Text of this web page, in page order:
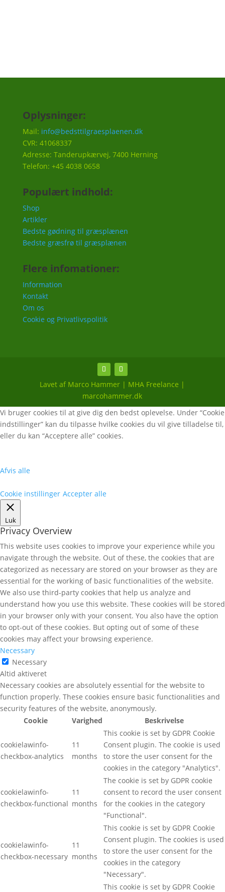
Oplysninger:
Mail: info@bedsttilgraesplaenen.dk
CVR: 41068337
Adresse: Tanderupkærvej, 7400 Herning
Telefon: +45 4038 0658
Populært indhold:
Shop
Artikler
Bedste gødning til græsplænen
Bedste græsfrø til græsplænen
Flere infomationer:
Information
Kontakt
Om os
Cookie og Privatlivspolitik
Lavet af Marco Hammer | MHA Freelance |
marcohammer.dk
Vi bruger cookies til at give dig den bedst oplevelse. Under “Cookie
indstillinger” kan du tilpasse hvilke cookies du vil give tilladelse til,
eller du kan “Acceptere alle” cookies.
Afvis alle
Cookie instillinger Accepter alle
Luk
Privacy Overview
This website uses cookies to improve your experience while you
navigate through the website. Out of these, the cookies that are
categorized as necessary are stored on your browser as they are
essential for the working of basic functionalities of the website.
We also use third-party cookies that help us analyze and
understand how you use this website. These cookies will be stored
in your browser only with your consent. You also have the option
to opt-out of these cookies. But opting out of some of these
cookies may affect your browsing experience.
Necessary
Necessary
Altid aktiveret
Necessary cookies are absolutely essential for the website to
function properly. These cookies ensure basic functionalities and
security features of the website, anonymously.
Cookie
Varighed Beskrivelse
cookielawinfo-
checkbox-analytics
11
months
This cookie is set by GDPR Cookie
Consent plugin. The cookie is used
to store the user consent for the
cookies in the category "Analytics".
cookielawinfo-
checkbox-functional
11
months
The cookie is set by GDPR cookie
consent to record the user consent
for the cookies in the category
"Functional".
cookielawinfo-
checkbox-necessary
11
months
This cookie is set by GDPR Cookie
Consent plugin. The cookies is used
to store the user consent for the
cookies in the category
"Necessary".
This cookie is set by GDPR Cookie